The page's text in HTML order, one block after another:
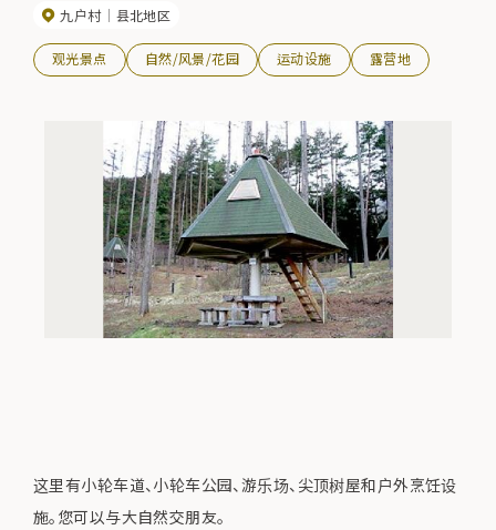
九户村 县北地区
观光景点 自然/风景/花园 运动设施 露营地
这里有小轮车道、小轮车公园、游乐场、尖顶树屋和户外烹饪设
施。您可以与大自然交朋友。